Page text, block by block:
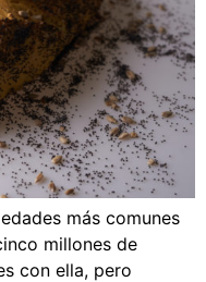
más comunes
millones de
con ella, pero